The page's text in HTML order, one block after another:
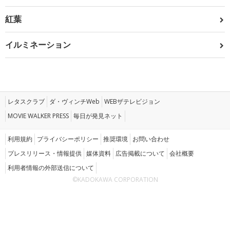
紅葉
イルミネーション
レタスクラブ ダ・ヴィンチWeb WEBザテレビジョン
MOVIE WALKER PRESS 毎日が発見ネット
利用規約 プライバシーポリシー 推奨環境 お問い合わせ
プレスリリース・情報提供 媒体資料 広告掲載について 会社概要
利用者情報の外部送信について
©KADOKAWA CORPORATION